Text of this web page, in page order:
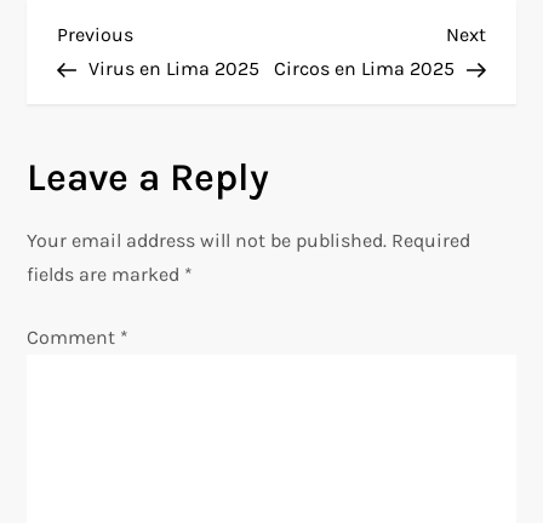
P
s
n
a
Previous
Post
Previous
Virus en Lima 2025
Next
Post
Next
Circos en Lima 2025
Leave a Reply
Your email address will not be published. Required
fields are marked *
Comment *